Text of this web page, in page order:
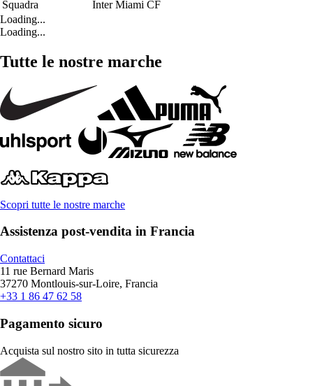
Squadra
Inter Miami CF
Loading...
Loading...
Tutte le nostre marche
Scopri tutte le nostre marche
Assistenza post-vendita in Francia
Contattaci
11 rue Bernard Maris
37270 Montlouis-sur-Loire, Francia
+33 1 86 47 62 58
Pagamento sicuro
Acquista sul nostro sito in tutta sicurezza